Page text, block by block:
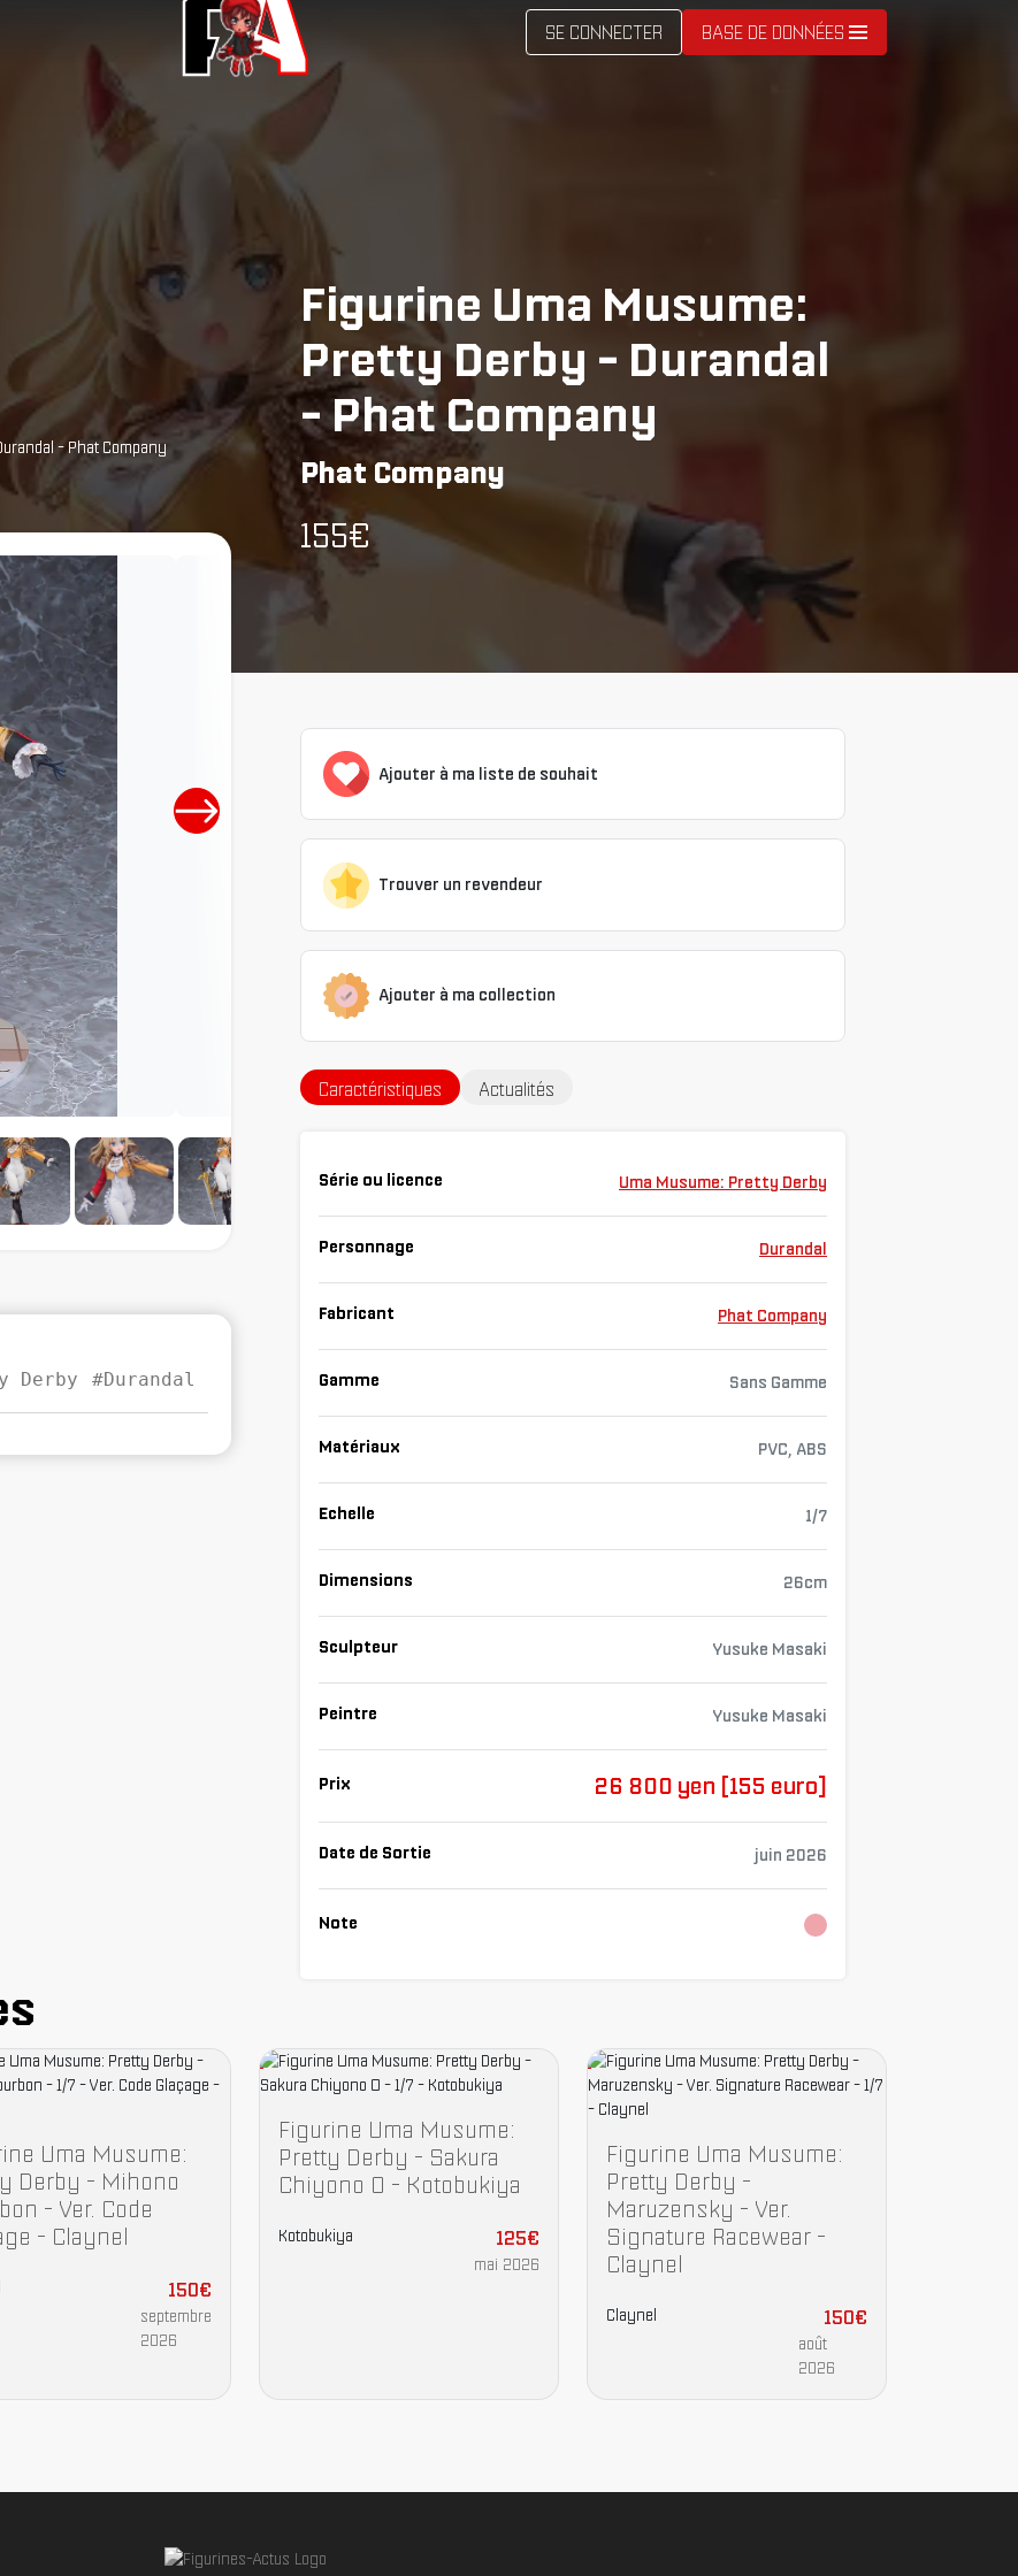
SE CONNECTER BASE DE DONNÉES
- Phat Company
Figurine Uma Musume:
Pretty Derby - Durandal
- Phat Company
Phat Company
155€
Derby #Durandal
Ajouter à ma liste de souhait
Trouver un revendeur
Ajouter à ma collection
Caractéristiques Actualités
Série ou licence Uma Musume: Pretty Derby
Personnage Durandal
Fabricant Phat Company
Gamme Sans Gamme
Matériaux PVC, ABS
Echelle 1/7
Dimensions 26cm
Sculpteur Yusuke Masaki
Peintre Yusuke Masaki
Prix 26 800 yen [155 euro]
Date de Sortie juin 2026
Note Chargement...
Uma Musume:
Derby - Mihono
- Ver. Code
- Claynel
150€
septembre
2026
Figurine Uma Musume:
Pretty Derby - Sakura
Chiyono O - Kotobukiya
Kotobukiya 125€
mai 2026
Figurine Uma Musume:
Pretty Derby -
Maruzensky - Ver.
Signature Racewear -
Claynel
Claynel 150€
août
2026